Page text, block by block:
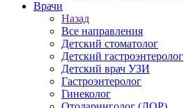
Врачи
Назад
Все направления
Детский стоматолог
Детский гастроэнтеролог
Детский врач УЗИ
Гастроэнтеролог
Гинеколог